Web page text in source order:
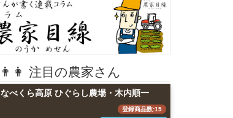
👨👩 注目の農家さん
なべくら高原 ひぐらし農場・木内順一
登録商品数:15